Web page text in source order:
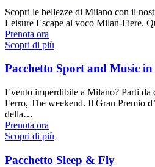
Scopri le bellezze di Milano con il
Leisure Escape al voco Milan-Fiere.
Prenota ora
Scopri di più
Pacchetto Sport and Music
Evento imperdibile a Milano? Parti
Ferro, The weekend. Il Gran Premio
della…
Prenota ora
Scopri di più
Pacchetto Sleep & Fly